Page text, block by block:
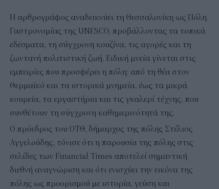
Η αρθρογράφος αναδεικνύει τη Θεσσαλονίκη ως Πόλη
Γαστρονομίας της UNESCO, προβάλλοντας τα τοπικά
εδέσματα, τη σύγχρονη κουζίνα, τις αγορές και τη
ζωντανή πολιτιστική ζωή. Ειδική μνεία γίνεται στις
εμπειρίες που προσφέρει η πόλη: από τη θέα στον
Θερμαϊκό και τα ιστορικά μνημεία, έως τα μικρά
κουρεία, τα εργαστήρια και τις γκαλερί τέχνης, που
συνθέτουν τη σύγχρονη καθημερινότητά της.
Ο πρόεδρος του ΟΤΘ, δήμαρχος της πόλης Στέλιος
Αγγελούδης, τόνισε ότι η παρουσία της πόλης στις
σελίδες των Financial Times αποτελεί σημαντική
διεθνή αναγνώριση και ότι ενισχύει την εικόνα της
πόλης ως προορισμού με ιστορία, γεύση και